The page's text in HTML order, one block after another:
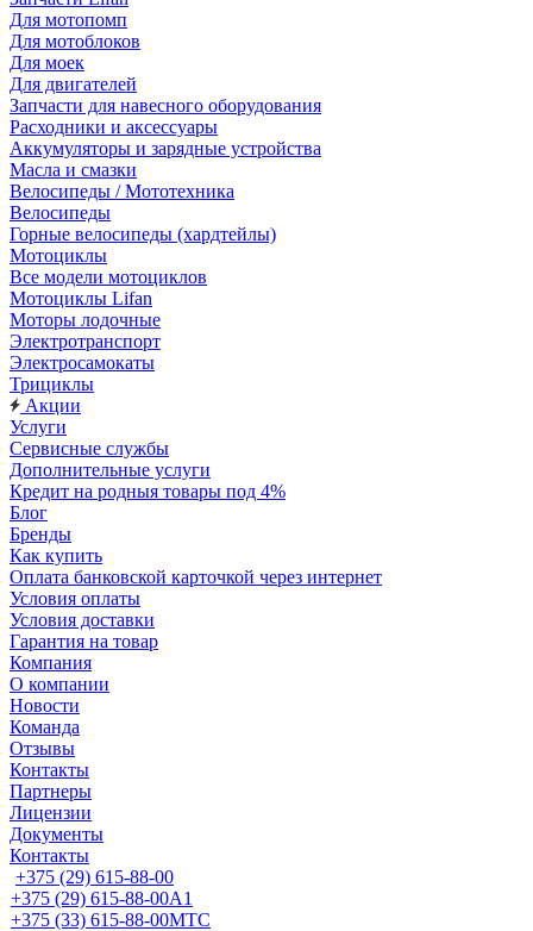
Для мотопомп
Для мотоблоков
Для моек
Для двигателей
Запчасти для навесного оборудования
Расходники и аксессуары
Аккумуляторы и зарядные устройства
Масла и смазки
Велосипеды / Мототехника
Велосипеды
Горные велосипеды (хардтейлы)
Мотоциклы
Все модели мотоциклов
Мотоциклы Lifan
Моторы лодочные
Электротранспорт
Электросамокаты
Трициклы
Акции
Услуги
Сервисные службы
Дополнительные услуги
Кредит на родныя товары под 4%
Блог
Бренды
Как купить
Оплата банковской карточкой через интернет
Условия оплаты
Условия доставки
Гарантия на товар
Компания
О компании
Новости
Команда
Отзывы
Контакты
Партнеры
Лицензии
Документы
Контакты
+375 (29) 615-88-00
+375 (29) 615-88-00A1
+375 (33) 615-88-00МТС